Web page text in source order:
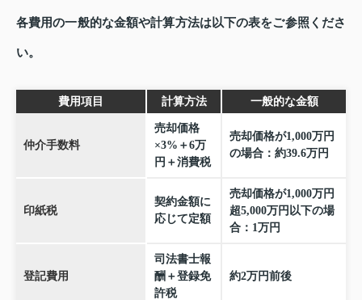
各費用の一般的な金額や計算方法は以下の表をご参照くださ
い。
費用項目 計算方法 一般的な金額
仲介手数料
売却価格
×3%＋6万
円＋消費税
売却価格が1,000万円
の場合：約39.6万円
印紙税
契約金額に
応じて定額
売却価格が1,000万円
超5,000万円以下の場
合：1万円
登記費用
司法書士報
酬＋登録免
許税
約2万円前後